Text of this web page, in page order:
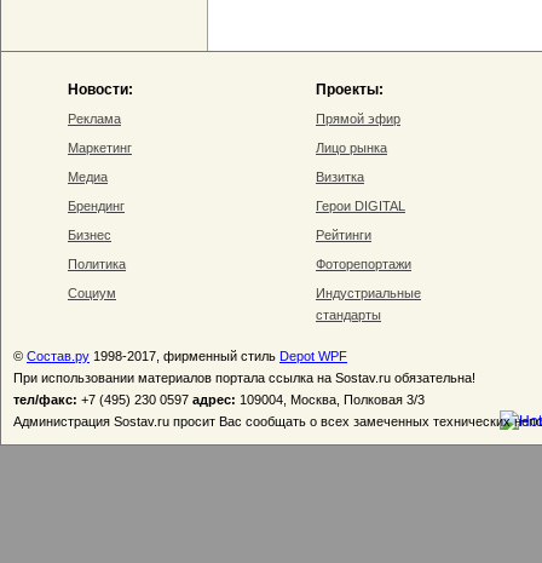
Новости:
Реклама
Маркетинг
Медиа
Брендинг
Бизнес
Политика
Социум
Проекты:
Прямой эфир
Лицо рынка
Визитка
Герои DIGITAL
Рейтинги
Фоторепортажи
Индустриальные
стандарты
© Состав.ру 1998-2017, фирменный стиль Depot WPF
При использовании материалов портала ссылка на Sostav.ru обязательна!
тел/факс: +7 (495) 230 0597 адрес: 109004, Москва, Полковая 3/3
Администрация Sostav.ru просит Вас сообщать о всех замеченных технических